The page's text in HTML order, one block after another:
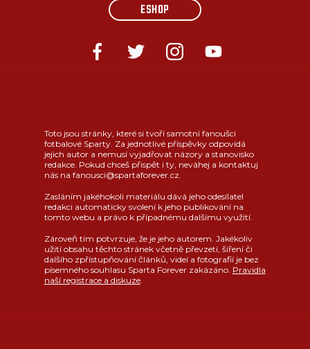
ESHOP
Toto jsou stránky, které si tvoří samotní fanoušci
fotbalové Sparty. Za jednotlivé příspěvky odpovídá
jejich autor a nemusí vyjadřovat názory a stanovisko
redakce. Pokud chceš přispět i ty, neváhej a kontaktuj
nás na fanousci@spartaforever.cz.
Zasláním jakéhokoli materiálu dává jeho odesílatel
redakci automaticky svolení k jeho publikování na
tomto webu a právo k případnému dalšímu využití.
Zároveň tím potvrzuje, že je jeho autorem. Jakékoliv
užití obsahu těchto stránek včetně převzetí, šíření či
dalšího zpřístupňování článků, videí a fotografií je bez
písemného souhlasu Sparta Forever zakázáno. Pravidla
naší registrace a diskuze.